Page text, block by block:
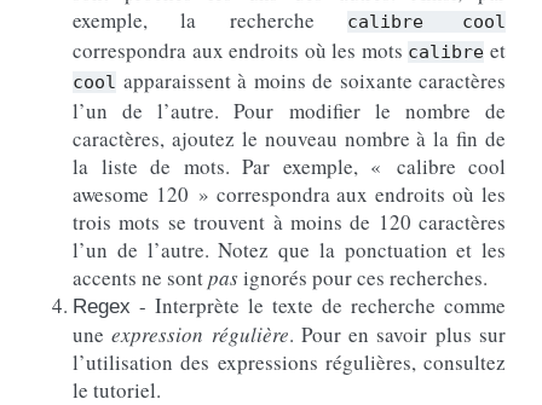
exemple, la recherche
calibre cool
correspondra aux endroits où les mots calibre et
cool apparaissent à moins de soixante caractères
l’un de l’autre. Pour modifier le nombre de
caractères, ajoutez le nouveau nombre à la fin de
la liste de mots. Par exemple, « calibre cool
awesome 120 » correspondra aux endroits où les
trois mots se trouvent à moins de 120 caractères
l’un de l’autre. Notez que la ponctuation et les
accents ne sontpasignorés pour ces recherches.
Regex - Interprète le texte de recherche comme
uneexpression régulière. Pour en savoir plus sur
l’utilisation des expressions régulières, consultez
le tutoriel.